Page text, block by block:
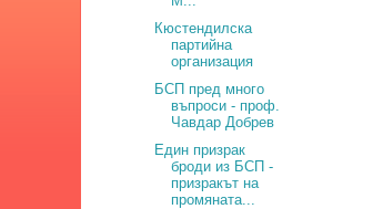
Кюстендилска
партийна
организация
БСП пред много
въпроси - проф.
Чавдар Добрев
Един призрак
броди из БСП -
призракът на
промяната...